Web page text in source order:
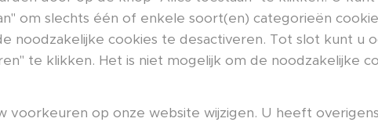
om slechts één of enkele soort(en) categorieën
noodzakelijke cookies te desactiveren. Tot slot kunt u
te klikken. Het is niet mogelijk om de noodzakelijke
voorkeuren op onze website wijzigen. U heeft